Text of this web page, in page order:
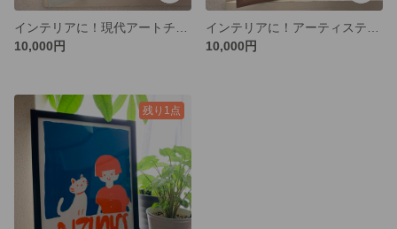
10,000円
10,000円
残り1点